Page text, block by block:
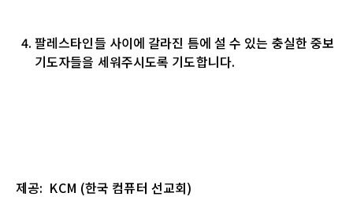
팔레스타인들 사이에 갈라진 틈에 설 수 있는 충실한 중보
기도자들을 세워주시도록 기도합니다.
제공: KCM (한국 컴퓨터 선교회)